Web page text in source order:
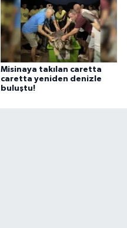
Misinaya takılan caretta
caretta yeniden denizle
buluştu!